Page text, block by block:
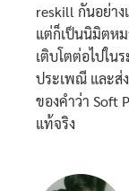
reskill กันอย่าง
แต่ก็เป็นนิมิตห
เติบโตต่อไปใน
ประเพณี และส่
ของคำว่า Soft
แท้จริง